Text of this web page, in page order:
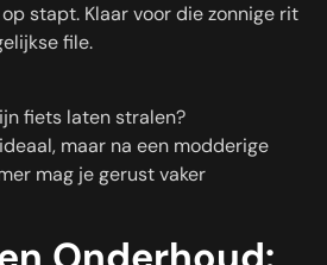
stapt. Klaar voor die zonnige rit
file.
fiets laten stralen?
maar na een modderige
mag je gerust vaker